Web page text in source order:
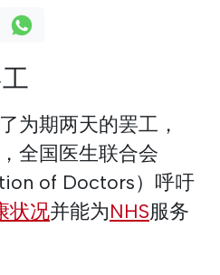
为期两天的罢工，
全国医生联合会
of Doctors）呼吁
状况并能为NHS服务